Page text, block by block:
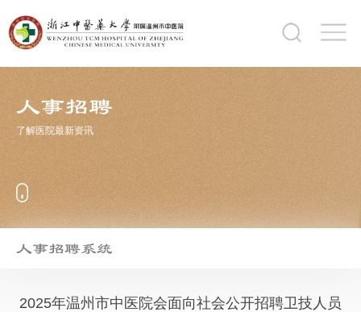
人事招聘
了解医院最新资讯
人事招聘系统
2025年温州市中医院会面向社会公开招聘卫技人员